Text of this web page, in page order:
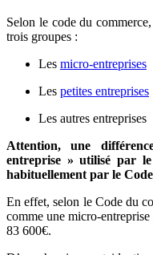
Selon le code du
trois groupes :
Les micro-entreprises
Les petites entreprises
Les autres entreprises
Attention, une
entreprise » utilisé par
habituellement par le
En effet, selon le Code du
comme une micro-
83 600€.